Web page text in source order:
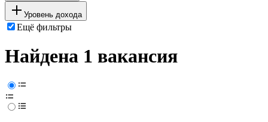
Уровень дохода
Ещё фильтры
Найдена 1 вакансия